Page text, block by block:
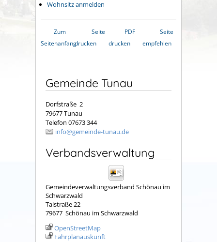
Wohnsitz anmelden
Zum
Seitenanfang
Seite
drucken
PDF
drucken
Seite
empfehlen
Gemeinde Tunau
Dorfstraße 2
79677 Tunau
Telefon 07673 344
info@gemeinde-tunau.de
Verbandsverwaltung
Gemeindeverwaltungsverband Schönau im
Schwarzwald
Talstraße 22
79677 Schönau im Schwarzwald
OpenStreetMap
Fahrplanauskunft